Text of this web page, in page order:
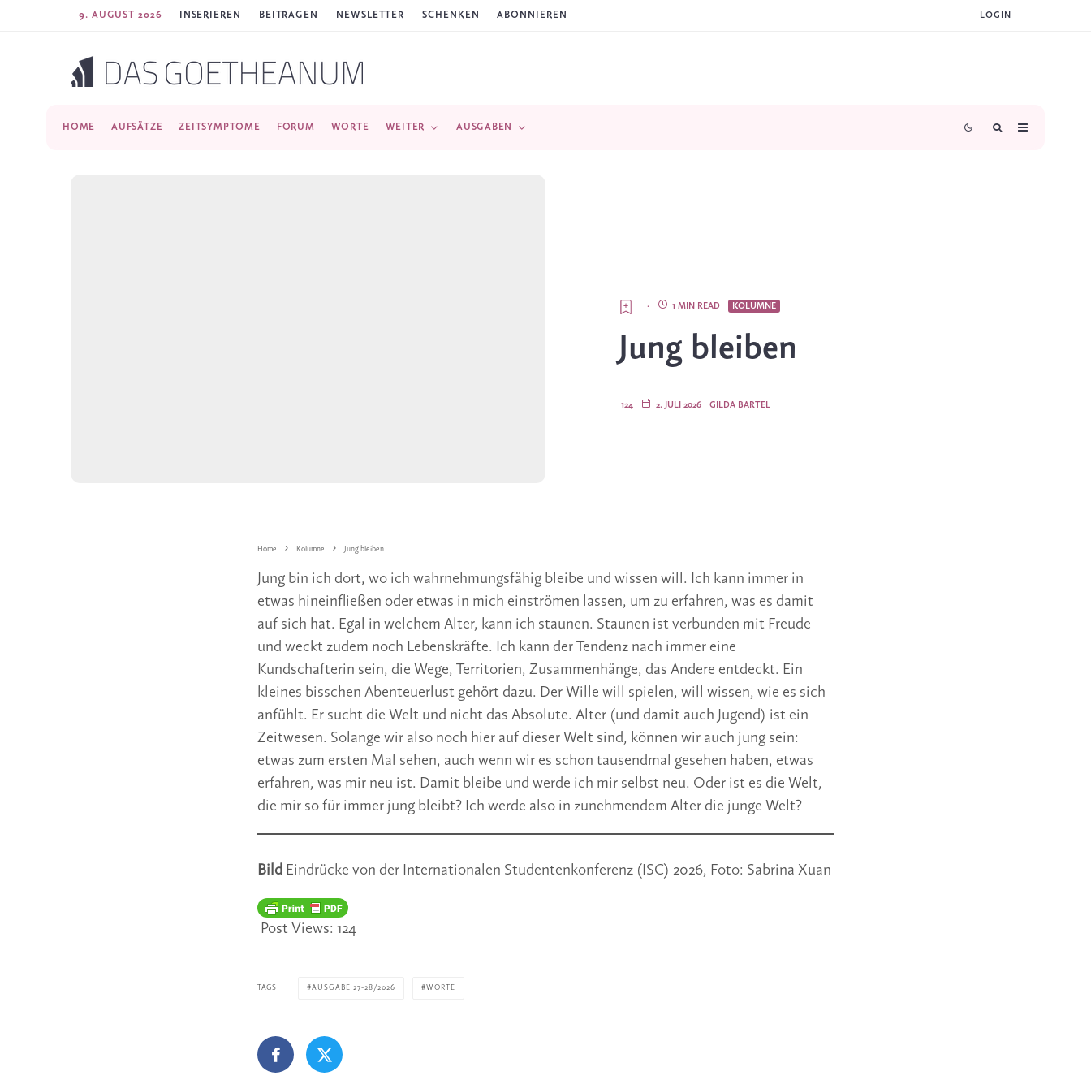
9. AUGUST 2026 INSERIEREN BEITRAGEN NEWSLETTER SCHENKEN ABONNIEREN LOGIN
HOME AUFSÄTZE ZEITSYMPTOME FORUM WORTE WEITER AUSGABEN
KOLUMNE
1 MIN READ
·
Jung bleiben
GILDA BARTEL
2. JULI 2026
124
Home Kolumne Jung bleiben
Jung bin ich dort, wo ich wahrnehmungsfähig bleibe und wissen will. Ich kann immer in
etwas hineinfließen oder etwas in mich einströmen lassen, um zu erfahren, was es damit
auf sich hat. Egal in welchem Alter, kann ich staunen. Staunen ist verbunden mit Freude
und weckt zudem noch Lebenskräfte. Ich kann der Tendenz nach immer eine
Kundschafterin sein, die Wege, Territorien, Zusammenhänge, das Andere entdeckt. Ein
kleines bisschen Abenteuerlust gehört dazu. Der Wille will spielen, will wissen, wie es sich
anfühlt. Er sucht die Welt und nicht das Absolute. Alter (und damit auch Jugend) ist ein
Zeitwesen. Solange wir also noch hier auf dieser Welt sind, können wir auch jung sein:
etwas zum ersten Mal sehen, auch wenn wir es schon tausendmal gesehen haben, etwas
erfahren, was mir neu ist. Damit bleibe und werde ich mir selbst neu. Oder ist es die Welt,
die mir so für immer jung bleibt? Ich werde also in zunehmendem Alter die junge Welt?
Bild Eindrücke von der Internationalen Studentenkonferenz (ISC) 2026, Foto: Sabrina Xuan
Post Views: 124
TAGS AUSGABE 27-28/2026 WORTE